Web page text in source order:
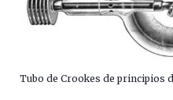
Tubo de Crookes de principios